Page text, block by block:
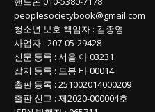
peoplesocietybook@gmail.com
청소년 보호 책임자 : 김종영
사업자 : 207-05-29428
신문 등록 : 서울 아 03231
잡지 등록 : 도봉 바 00014
출판 등록 : 251002014000209
출판 신고 : 제2020-000004호